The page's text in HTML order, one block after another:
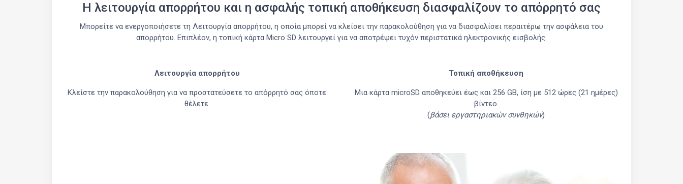
Η λειτουργία απορρήτου και η ασφαλής τοπική αποθήκευση διασφαλίζουν το απόρρητό σας
Μπορείτε να ενεργοποιήσετε τη Λειτουργία απορρήτου, η οποία μπορεί να κλείσει την παρακολούθηση για να διασφαλίσει περαιτέρω την ασφάλεια του
απορρήτου. Επιπλέον, η τοπική κάρτα Micro SD λειτουργεί για να αποτρέψει τυχόν περιστατικά ηλεκτρονικής εισβολής.
Λειτουργία απορρήτου
Κλείστε την παρακολούθηση για να προστατεύσετε το απόρρητό σας όποτε
θέλετε.
Τοπική αποθήκευση
Μια κάρτα microSD αποθηκεύει έως και 256 GB, ίση με 512 ώρες (21 ημέρες)
βίντεο.
(βάσει εργαστηριακών συνθηκών)